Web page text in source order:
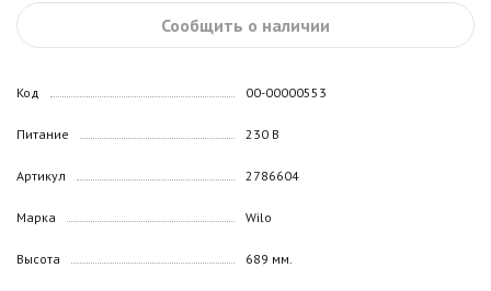
Сообщить о наличии
Код
Питание
Артикул
Марка
Высота
00-00000553
230 В
2786604
Wilo
689 мм.